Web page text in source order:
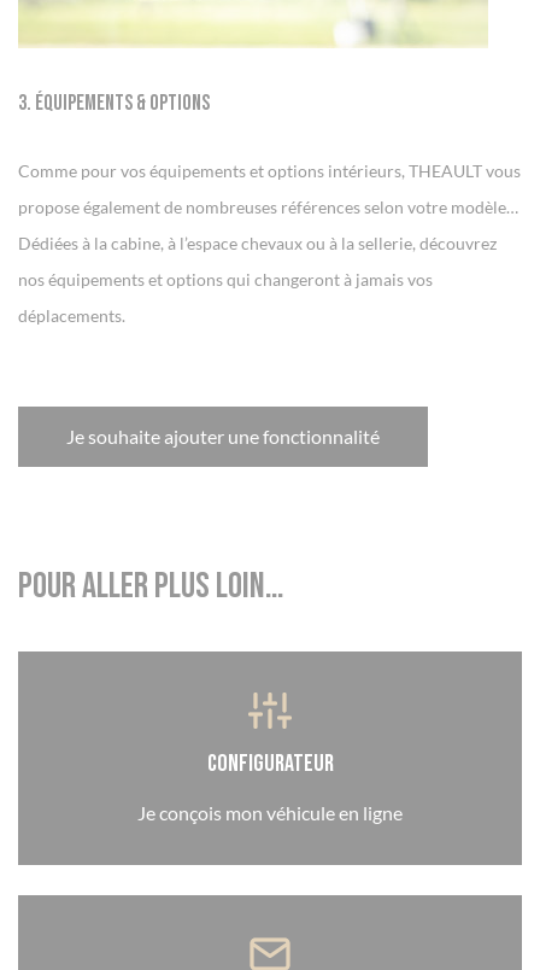
3. Équipements & Options
Comme pour vos équipements et options intérieurs, THEAULT vous
propose également de nombreuses références selon votre modèle…
Dédiées à la cabine, à l’espace chevaux ou à la sellerie, découvrez
nos équipements et options qui changeront à jamais vos
déplacements.
Je souhaite ajouter une fonctionnalité
Pour aller plus loin…
Configurateur
Je conçois mon véhicule en ligne